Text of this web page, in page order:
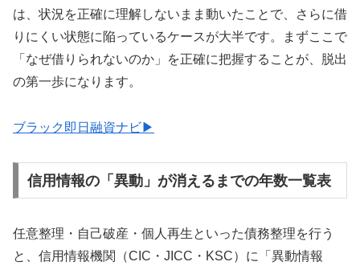
は、状況を正確に理解しないまま動いたことで、さらに借
りにくい状態に陥っているケースが大半です。まずここで
「なぜ借りられないのか」を正確に把握することが、脱出
の第一歩になります。
ブラック即日融資ナビ▶
信用情報の「異動」が消えるまでの年数一覧表
任意整理・自己破産・個人再生といった債務整理を行う
と、信用情報機関（CIC・JICC・KSC）に「異動情報